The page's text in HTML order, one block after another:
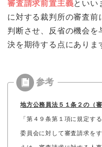
審査請求前置主義といい
に対する裁判所の審査前
判断させ、反省の機会を
決を期待する点にありま
地方公務員法５１条２の（
「第４９条第１項に規定す
委員会に対して審査請求を